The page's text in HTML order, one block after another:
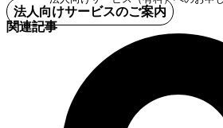
法人向けサービスのご案内
関連記事